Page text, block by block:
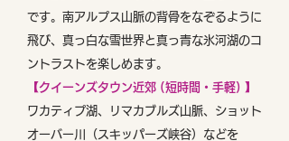
です。南アルプス山脈の背骨をなぞるように
飛び、真っ白な雪世界と真っ青な氷河湖のコ
ントラストを楽しめます。
【クイーンズタウン近郊 (短時間・手軽) 】
ワカティプ湖、リマカブルズ山脈、ショット
オーバー川（スキッパーズ峡谷）などを